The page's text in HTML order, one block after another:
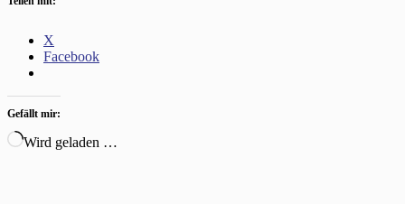
X
Facebook
Gefällt mir:
Wird geladen …